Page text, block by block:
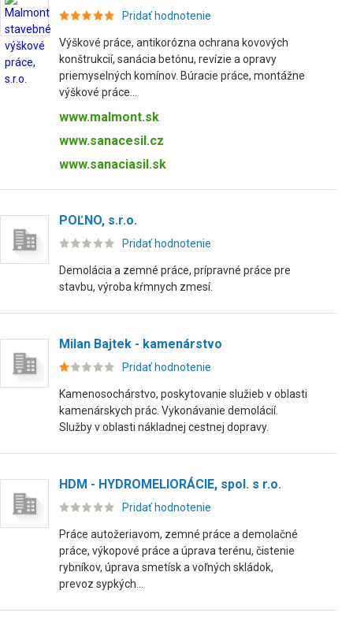
Pridať hodnotenie
Výškové práce, antikorózna ochrana kovových
konštrukcií, sanácia betónu, revízie a opravy
priemyselných komínov. Búracie práce, montážne
výškové práce...
www.malmont.sk
www.sanacesil.cz
www.sanaciasil.sk
POĽNO, s.r.o.
Pridať hodnotenie
Demolácia a zemné práce, prípravné práce pre
stavbu, výroba kŕmnych zmesí.
Milan Bajtek - kamenárstvo
Pridať hodnotenie
Kamenosochárstvo, poskytovanie služieb v oblasti
kamenárskych prác. Vykonávanie demolácií.
Služby v oblasti nákladnej cestnej dopravy.
HDM - HYDROMELIORÁCIE, spol. s r.o.
Pridať hodnotenie
Práce autožeriavom, zemné práce a demolačné
práce, výkopové práce a úprava terénu, čistenie
rybníkov, úprava smetísk a voľných skládok,
prevoz sypkých...